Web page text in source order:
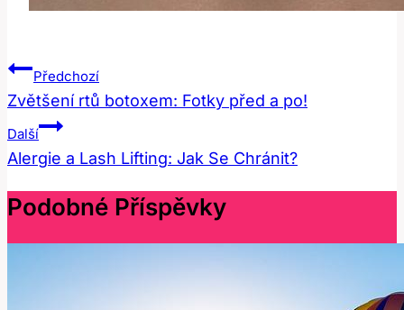
Navigace
Pro
Příspěvek
Předchozí
Zvětšení rtů botoxem: Fotky před a po!
Další
Alergie a Lash Lifting: Jak Se Chránit?
Podobné Příspěvky